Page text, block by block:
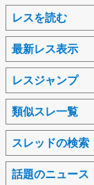
レスを読む
最新レス表示
レスジャンプ
類似スレ一覧
スレッドの検索
話題のニュース